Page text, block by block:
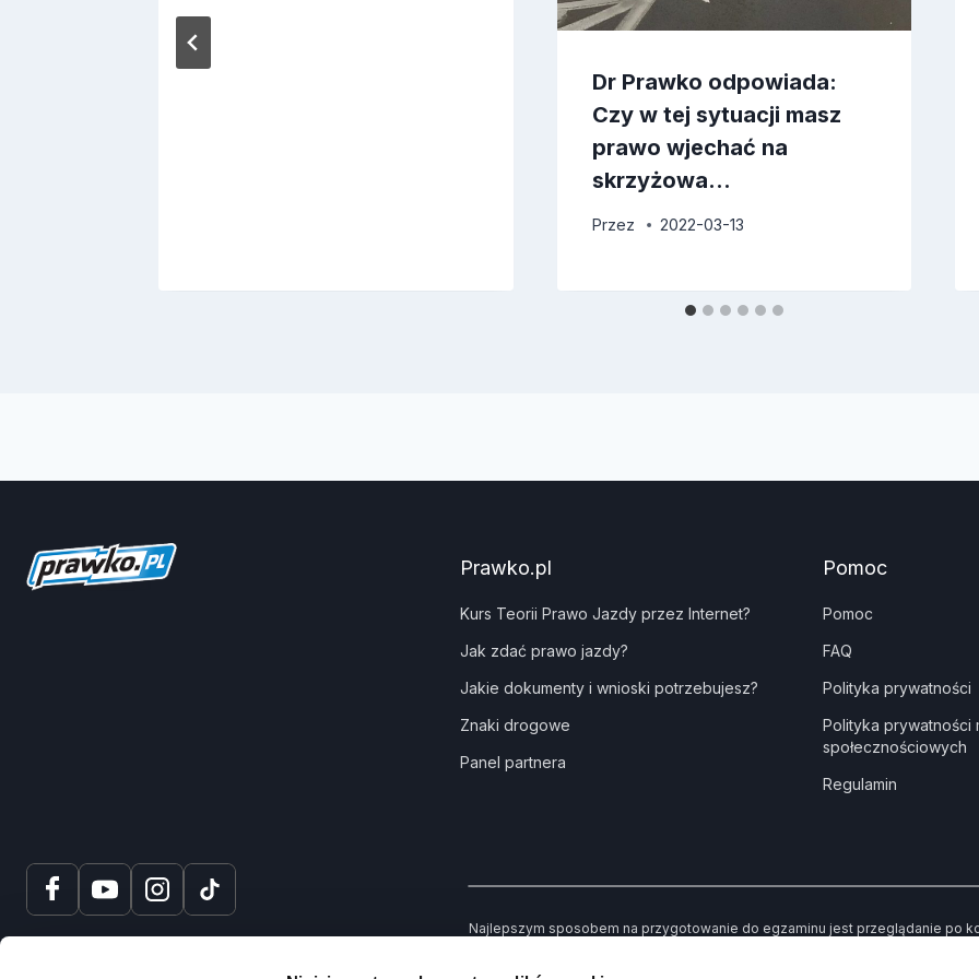
Dr Prawko odpowiada:
Czy w tej sytuacji masz
prawo wjechać na
skrzyżowa…
Przez 2022-03-13
Prawko.pl
Kurs Teorii Prawo Jazdy przez Internet?
Jak zdać prawo jazdy?
Jakie dokumenty i wnioski potrzebujesz?
Znaki drogowe
Panel partnera
Pomoc
Pomoc
FAQ
Polityka prywatności
Polityka prywatności
społecznościowych
Regulamin
Najlepszym sposobem na przygotowanie do egzaminu jest przeglądanie po